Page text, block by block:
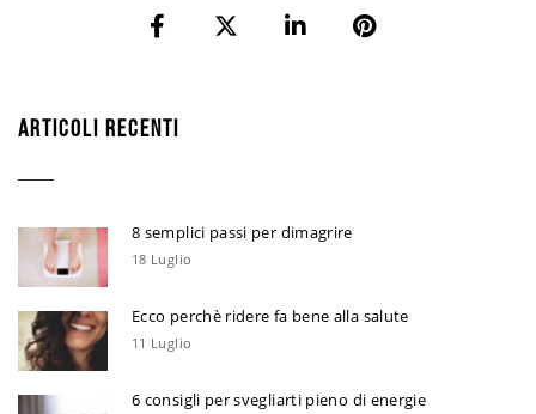
ARTICOLI RECENTI
8 semplici passi per dimagrire
18 Luglio
Ecco perchè ridere fa bene alla salute
11 Luglio
6 consigli per svegliarti pieno di energie